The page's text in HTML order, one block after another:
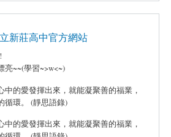
新莊高中官方網站
亮~~(學習~>w<~)
中的愛發揮出來，就能凝聚善的福業，
循環。 (靜思語錄)
中的愛發揮出來，就能凝聚善的福業，